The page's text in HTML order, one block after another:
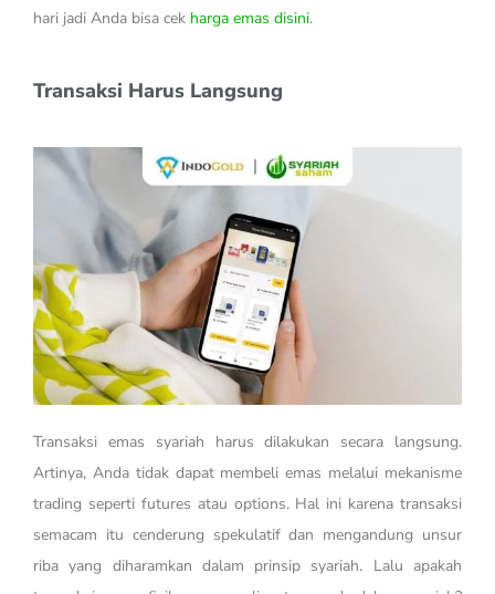
hari jadi Anda bisa cek harga emas disini.
Transaksi Harus Langsung
Transaksi emas syariah harus dilakukan secara langsung.
Artinya, Anda tidak dapat membeli emas melalui mekanisme
trading seperti futures atau options. Hal ini karena transaksi
semacam itu cenderung spekulatif dan mengandung unsur
riba yang diharamkan dalam prinsip syariah. Lalu apakah